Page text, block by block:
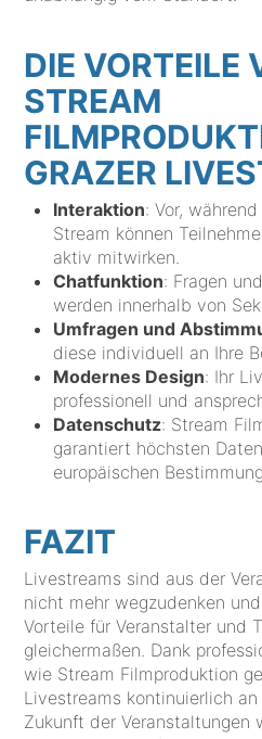
DIE VORTEILE
STREAM
GRAZER
Interaktion: Vor,
Stream können
aktiv mitwirken.
Chatfunktion: Fragen
werden innerhalb von
Umfragen und
diese individuell an Ihre
Modernes Design: Ihr
professionell und
Datenschutz: Stream
garantiert höchsten
europäischen
FAZIT
Livestreams sind aus der
nicht mehr wegzudenken
Vorteile für Veranstalter und
gleichermaßen. Dank
wie Stream Filmproduktion
Livestreams kontinuierlich
Zukunft der Veranstaltungen